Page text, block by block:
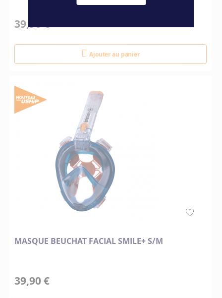
39,90 €
Ajouter au panier
MASQUE BEUCHAT FACIAL SMILE+ S/M
39,90 €